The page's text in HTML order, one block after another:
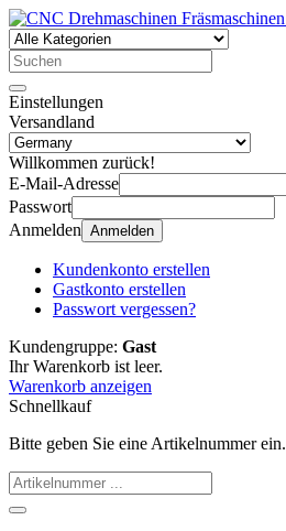
Einstellungen
Versandland
Willkommen zurück!
E-Mail-Adresse
Passwort
Anmelden Anmelden
Kundenkonto erstellen
Gastkonto erstellen
Passwort vergessen?
Kundengruppe: Gast
Ihr Warenkorb ist leer.
Warenkorb anzeigen
Schnellkauf
Bitte geben Sie eine Artikelnummer ein.